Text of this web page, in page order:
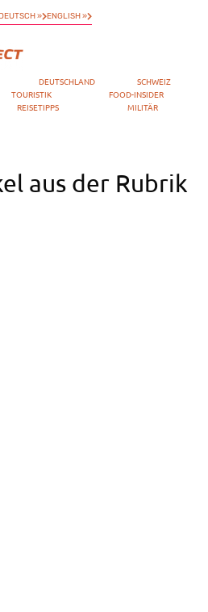
» ENGLISH »
DEUTSCHLAND
SCHWEIZ
TOURISTIK
FOOD-INSIDER
REISETIPPS MILITÄR
aus der Rubrik